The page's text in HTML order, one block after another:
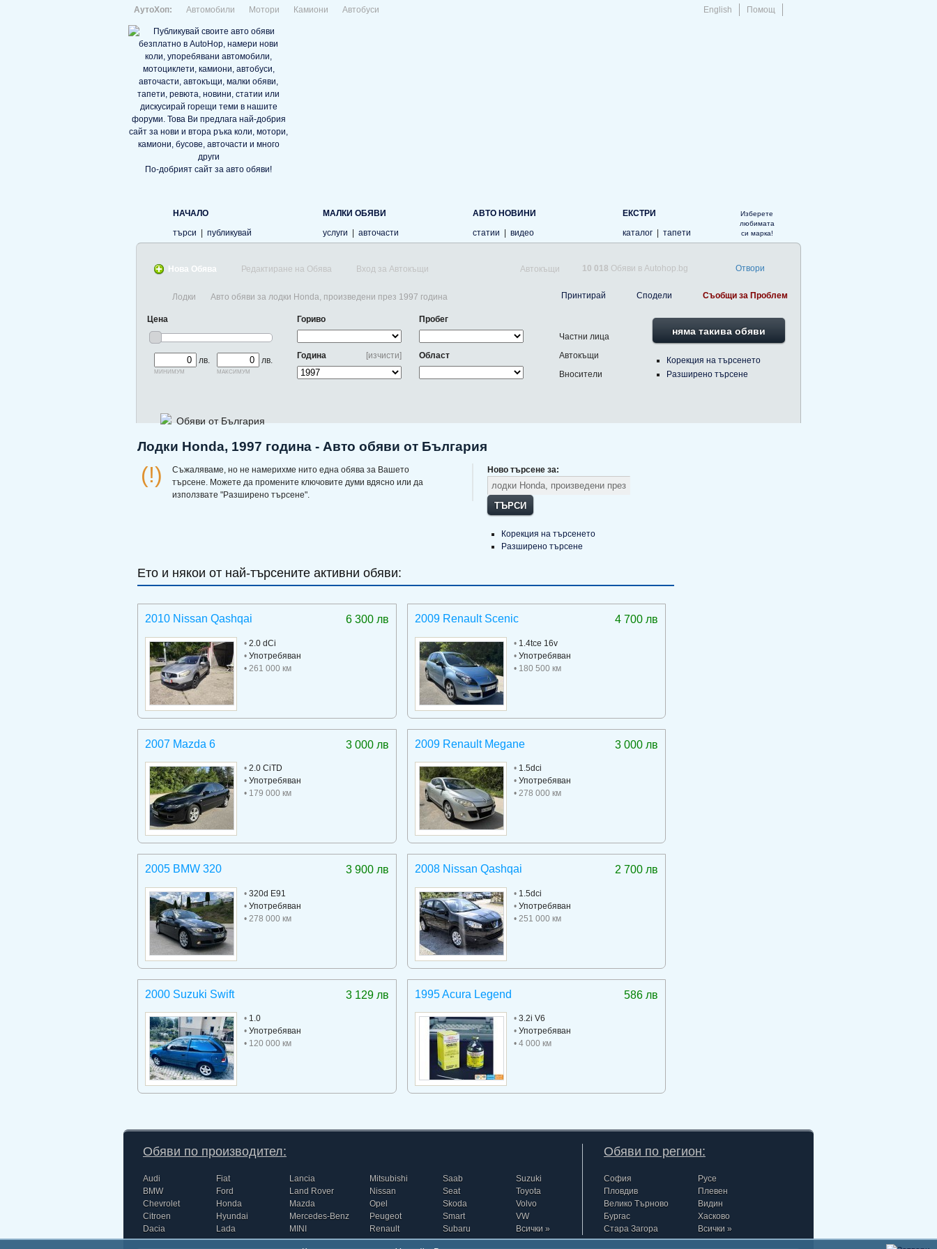
English Помощ
АутоХоп: Автомобили Мотори Камиони Автобуси
По-добрият сайт за авто обяви!
НАЧАЛО
търси
публикувай
МАЛКИ ОБЯВИ
услуги
авточасти
АВТО НОВИНИ
статии
видео
ЕКСТРИ
каталог
тапети
Изберете
любимата
си марка!
Нова Обява Редактиране на Обява Вход за Автокъщи Автокъщи 10 018 Обяви в Autohop.bg Отвори
Принтирай Сподели Съобщи за Проблем
Лодки Авто обяви за лодки Honda, произведени през 1997 година
Цена
лв.
минимум
лв.
максимум
Гориво
[изчисти]
Година
Пробег
Област
Частни лица
Автокъщи
Вносители
няма такива обяви
Корекция на търсенето
Разширено търсене
Обяви от България
Лодки Honda, 1997 година - Авто обяви от България
(!)
Съжаляваме, но не намерихме нито една обява за Вашето
търсене. Можете да промените ключовите думи вдясно или да
използвате "Разширено търсене".
Ново търсене за:
ТЪРСИ
Корекция на търсенето
Разширено търсене
Ето и някои от най-търсените активни обяви:
6 300 лв
2010 Nissan Qashqai
• 2.0 dCi
• Употребяван
• 261 000 км
4 700 лв
2009 Renault Scenic
•1.4tce 16v
•Употребяван
• 180 500 км
3 000 лв
2007 Mazda 6
• 2.0 CiTD
• Употребяван
• 179 000 км
3 000 лв
2009 Renault Megane
•1.5dci
•Употребяван
• 278 000 км
3 900 лв
2005 BMW 320
• 320d E91
• Употребяван
• 278 000 км
2 700 лв
2008 Nissan Qashqai
•1.5dci
•Употребяван
• 251 000 км
3 129 лв
2000 Suzuki Swift
• 1.0
• Употребяван
• 120 000 км
586 лв
1995 Acura Legend
•3.2i V6
•Употребяван
• 4 000 км
Обяви по производител:
Audi
BMW
Chevrolet
Citroen
Dacia
Fiat
Ford
Honda
Hyundai
Lada
Lancia
Land Rover
Mazda
Mercedes-Benz
MINI
Mitsubishi
Nissan
Opel
Peugeot
Renault
Saab
Seat
Skoda
Smart
Subaru
Suzuki
Toyota
Volvo
VW
Всички »
Обяви по регион:
София
Пловдив
Велико Търново
Бургас
Стара Загора
Русе
Плевен
Видин
Хасково
Всички »